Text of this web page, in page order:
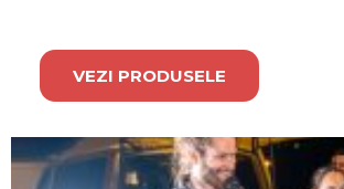
VEZI PRODUSELE